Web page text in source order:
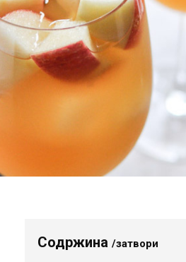
Содржина/затвори